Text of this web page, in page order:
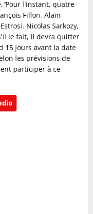
Pour l'instant, quatre
Fillon, Alain
Nicolas Sarkozy,
le fait, il devra quitter
15 jours avant la date
les prévisions de
participer à ce